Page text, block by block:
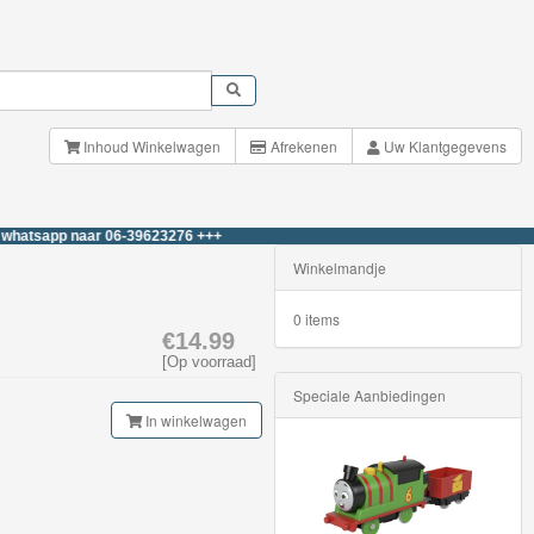
Inhoud Winkelwagen Afrekenen
Uw Klantgegevens
naar 06-39623276 +++
€14.99
[Op voorraad]
In winkelwagen
Winkelmandje
0 items
Speciale Aanbiedingen